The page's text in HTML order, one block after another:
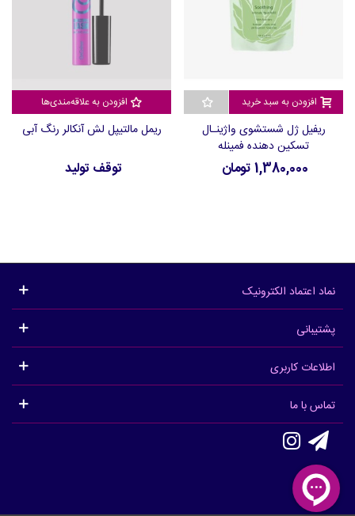
افزودن به سبد خرید
ریفیل ژل شستشوی واژینـال
تسکین دهنده فمینله
1,380,000 تومان
افزودن به علاقه‌مندی‌ها
ریمل مالتیپل لش آنکالر رنگ آبی
توقف تولید
نماد اعتماد الکترونیک
پشتیبانی
اطلاعات کاربری
تماس با ما